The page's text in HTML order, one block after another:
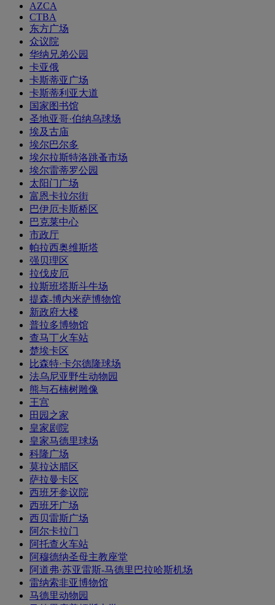
AZCA
CTBA
东方广场
众议院
华纳兄弟公园
卡亚俄
卡斯蒂亚广场
卡斯蒂利亚大道
国家图书馆
圣地亚哥·伯纳乌球场
埃及古庙
埃尔巴尔多
埃尔拉斯特洛跳蚤市场
埃尔雷蒂罗公园
太阳门广场
富恩卡拉尔街
巴伊厄卡斯桥区
巴克莱中心
市政厅
帕拉西奥维斯塔
强贝理区
拉伐皮厄
拉斯班塔斯斗牛场
提森-博内米萨博物馆
新政府大楼
普拉多博物馆
查马丁火车站
楚埃卡区
比森特·卡尔德隆球场
法乌尼亚野生动物园
熊与石楠树雕像
王宫
田园之家
皇家剧院
皇家马德里球场
科隆广场
莫拉达腊区
萨拉曼卡区
西班牙参议院
西班牙广场
西贝雷斯广场
阿尔卡拉门
阿托查火车站
阿穆德纳圣母主教座堂
阿道弗·苏亚雷斯-马德里巴拉哈斯机场
雷纳索非亚博物馆
马德里动物园